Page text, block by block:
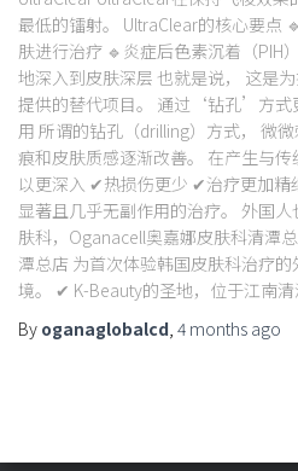
最低的镭射。 UltraClear的核心要点
肤进行治疗 🔹炎症后色素沉着（PIH
地深入到皮肤深层 也就是说， 这是
提供的替代项目。 通过‘钻孔’方式
用 所谓的钻孔（drilling）方式， 微
痕和皮肤质感逐渐改善。 在产生与
以更深入 ✔热损伤更少 ✔治疗更加精
显著且几乎无副作用的治疗。 外国
肤科，Oganacell奥嘉娜皮肤科清潭
潭总店 为首次体验韩国皮肤科治疗
境。 ✔ K-Beauty的圣地，位于江南清
By oganaglobalcd 4 months ago